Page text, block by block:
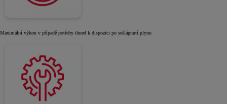
Maximální výkon v případě potřeby ihned k dispozici po sešlápnutí plynu